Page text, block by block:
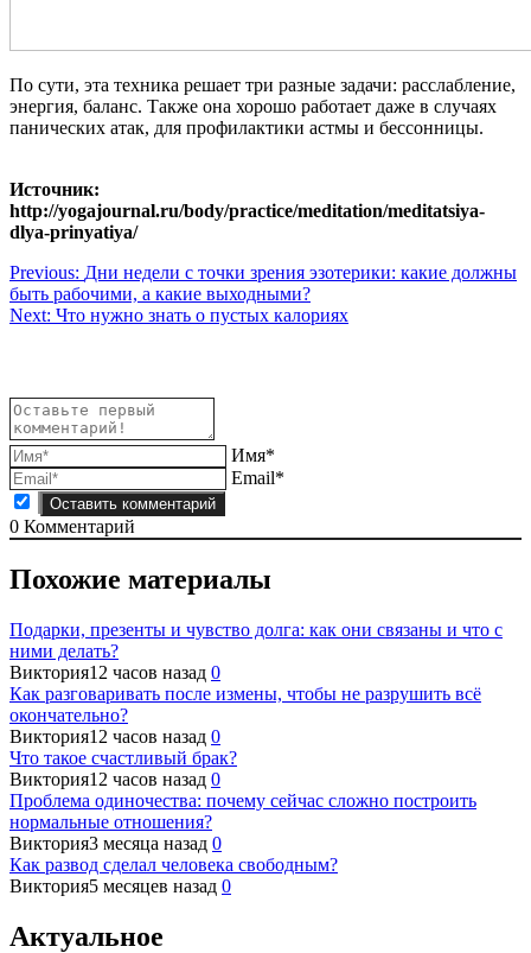
По сути, эта техника решает три разные задачи: расслабление,
энергия, баланс. Также она хорошо работает даже в случаях
панических атак, для профилактики астмы и бессонницы.
Источник:
http://yogajournal.ru/body/practice/meditation/meditatsiya-
dlya-prinyatiya/
Навигация
по
Previous: Дни недели с точки зрения эзотерики: какие должны
быть рабочими, а какие выходными?
Next: Что нужно знать о пустых калориях
Имя*
Email*
0 Комментарий
Похожие материалы
Подарки, презенты и чувство долга: как они связаны и что с
ними делать?
Виктория12 часов назад 0
Как разговаривать после измены, чтобы не разрушить всё
окончательно?
Виктория12 часов назад 0
Что такое счастливый брак?
Виктория12 часов назад 0
Проблема одиночества: почему сейчас сложно построить
нормальные отношения?
Виктория3 месяца назад 0
Как развод сделал человека свободным?
Виктория5 месяцев назад 0
Актуальное